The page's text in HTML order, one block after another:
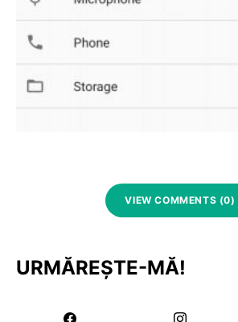
VIEW COMMENTS (0)
URMĂREȘTE-MĂ!